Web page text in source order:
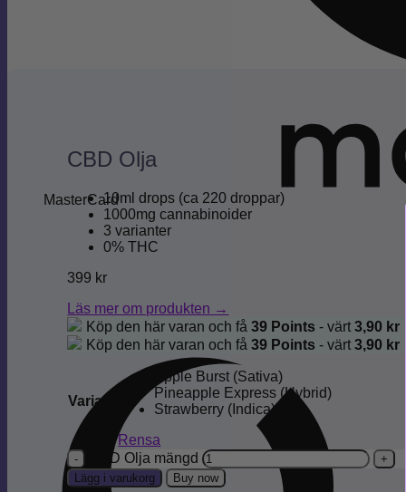
MasterCard
CBD Olja
10ml drops (ca 220 droppar)
1000mg cannabinoider
3 varianter
0% THC
399 kr
Läs mer om produkten →
Köp den här varan och få39 Points - värt3,90 kr
Köp den här varan och få39 Points - värt3,90 kr
Variant
Apple Burst (Sativa)
Pineapple Express (Hybrid)
Strawberry (Indica)
Rensa
CBD Olja mängd
Lägg i varukorg Buy now